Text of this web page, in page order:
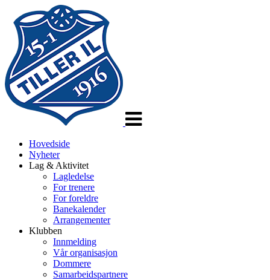
Hovedside
Nyheter
Lag & Aktivitet
Lagledelse
For trenere
For foreldre
Banekalender
Arrangementer
Klubben
Innmelding
Vår organisasjon
Dommere
Samarbeidspartnere